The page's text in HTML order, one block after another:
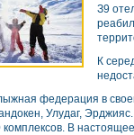
З9
К
федерация в
Улудаг,
комплексов. В